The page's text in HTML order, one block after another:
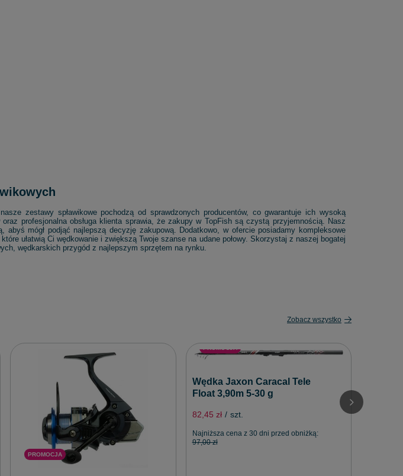
zestawy spławikowe pochodzą od sprawdzonych producentów, co gwarantuje ich wysoką
profesjonalna obsługa klienta sprawia, że zakupy w TopFish są czystą przyjemnością. Nasz
abyś mógł podjąć najlepszą decyzję zakupową. Dodatkowo, w ofercie posiadamy kompleksowe
ułatwią Ci wędkowanie i zwiększą Twoje szanse na udane połowy. Skorzystaj z naszej bogatej
wędkarskich przygód z najlepszym sprzętem na rynku.
Zobacz wszystko
PROMOCJA
Wędka Jaxon Caracal Tele
Float 3,90m 5-30 g
82,45 zł / szt.
Najniższa cena z 30 dni przed obniżką:
97,00 zł